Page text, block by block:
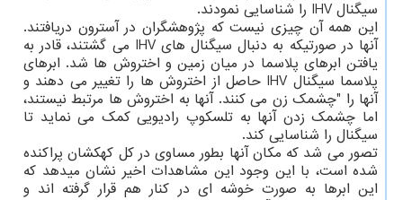
سیگنال IHV را شناسایی نمودند.
این همه آن چیزی نیست که پژوهشگران در آسترون دریافتند.
آنها در صورتیکه به دنبال سیگنال های IHV می گشتند، قادر به
یافتن ابرهای پلاسما در میان زمین و اختروش ها شد. ابرهای
پلاسما سیگنال IHV حاصل از اختروش ها را تغییر می دهند و
آنها را "چشمک زن می کنند. آنها به اختروش ها مرتبط نیستند،
اما چشمک زدن آنها به تلسکوپ رادیویی کمک می نماید تا
سیگنال را شناسایی کند.
تصور می شد که مکان آنها بطور مساوی در کل کهکشان پراکنده
شده است، با این وجود این مشاهدات اخیر نشان میدهد که
این ابرها به صورت خوشه ای در کنار هم قرار گرفته اند و